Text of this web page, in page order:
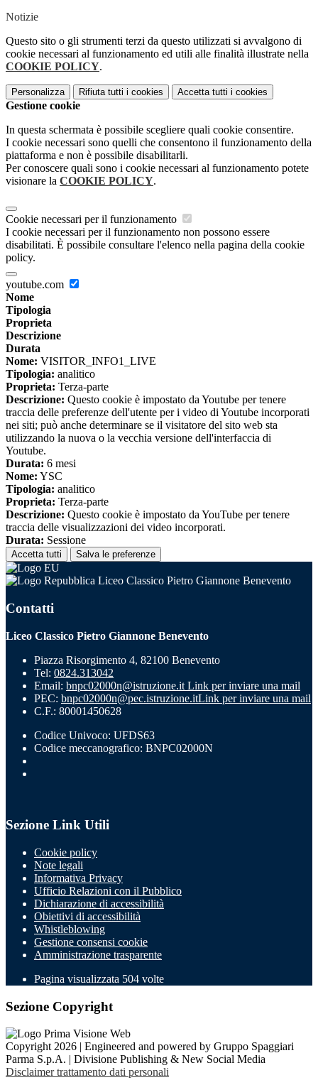
Notizie
Questo sito o gli strumenti terzi da questo utilizzati si avvalgono di
cookie necessari al funzionamento ed utili alle finalità illustrate nella
COOKIE POLICY.
Personalizza Rifiuta tutti i cookies Accetta tutti i cookies
Gestione cookie
In questa schermata è possibile scegliere quali cookie consentire.
I cookie necessari sono quelli che consentono il funzionamento della
piattaforma e non è possibile disabilitarli.
Per conoscere quali sono i cookie necessari al funzionamento potete
visionare la COOKIE POLICY.
Cookie necessari per il funzionamento
I cookie necessari per il funzionamento non possono essere
disabilitati. È possibile consultare l'elenco nella pagina della cookie
policy.
youtube.com
Nome
Tipologia
Proprieta
Descrizione
Durata
Nome: VISITOR_INFO1_LIVE
Tipologia: analitico
Proprieta: Terza-parte
Descrizione: Questo cookie è impostato da Youtube per tenere
traccia delle preferenze dell'utente per i video di Youtube incorporati
nei siti; può anche determinare se il visitatore del sito web sta
utilizzando la nuova o la vecchia versione dell'interfaccia di
Youtube.
Durata: 6 mesi
Nome: YSC
Tipologia: analitico
Proprieta: Terza-parte
Descrizione: Questo cookie è impostato da YouTube per tenere
traccia delle visualizzazioni dei video incorporati.
Durata: Sessione
Accetta tutti Salva le preferenze
Liceo Classico Pietro Giannone Benevento
Contatti
Liceo Classico Pietro Giannone Benevento
Piazza Risorgimento 4, 82100 Benevento
Tel: 0824.313042
Email: bnpc02000n@istruzione.it Link per inviare una mail
PEC: bnpc02000n@pec.istruzione.itLink per inviare una mail
C.F.: 80001450628
Codice Univoco: UFDS63
Codice meccanografico: BNPC02000N
Sezione Link Utili
Cookie policy
Note legali
Informativa Privacy
Ufficio Relazioni con il Pubblico
Dichiarazione di accessibilità
Obiettivi di accessibilità
Whistleblowing
Gestione consensi cookie
Amministrazione trasparente
Pagina visualizzata 504 volte
Sezione Copyright
Copyright 2026 | Engineered and powered by Gruppo Spaggiari
Parma S.p.A. | Divisione Publishing & New Social Media
Disclaimer trattamento dati personali